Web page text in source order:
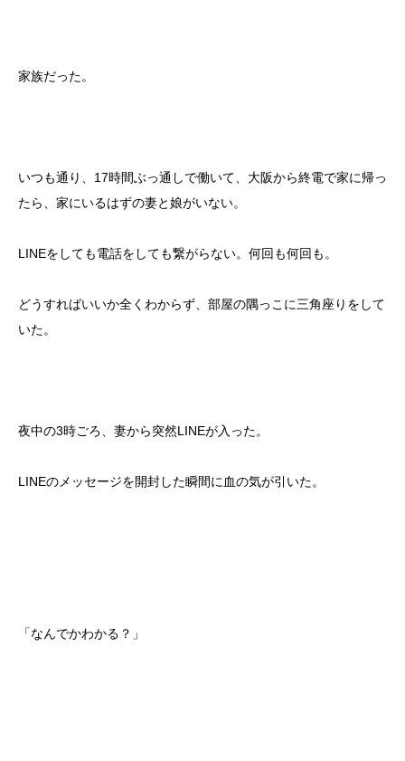
家族だった。
いつも通り、17時間ぶっ通しで働いて、大阪から終電で家に帰っ
たら、家にいるはずの妻と娘がいない。
LINEをしても電話をしても繋がらない。何回も何回も。
どうすればいいか全くわからず、部屋の隅っこに三角座りをして
いた。
夜中の3時ごろ、妻から突然LINEが入った。
LINEのメッセージを開封した瞬間に血の気が引いた。
「なんでかわかる？」